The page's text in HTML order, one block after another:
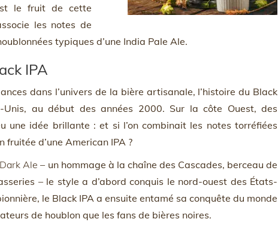
le fruit de cette
les notes de
typiques d’une India Pale Ale.
IPA
dans l’univers de la bière artisanale, l’histoire du Black
Unis, au début des années 2000. Sur la côte Ouest, des
une idée brillante : et si l’on combinait les notes torréfiées
fruitée d’une American IPA ?
Ale – un hommage à la chaîne des Cascades, berceau de
– le style a d’abord conquis le nord-ouest des États-
le Black IPA a ensuite entamé sa conquête du monde
de houblon que les fans de bières noires.